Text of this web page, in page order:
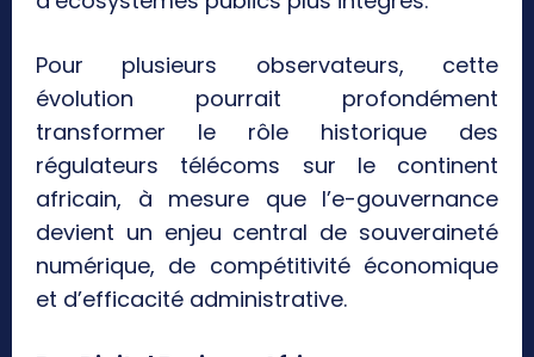
Pour plusieurs observateurs, cette
évolution pourrait profondément
transformer le rôle historique des
régulateurs télécoms sur le continent
africain, à mesure que l’e-gouvernance
devient un enjeu central de souveraineté
numérique, de compétitivité économique
et d’efficacité administrative.